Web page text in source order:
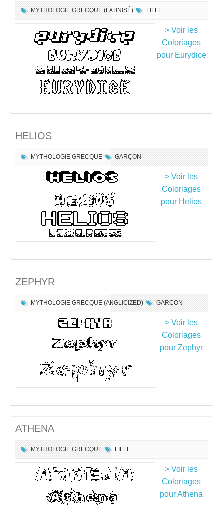
MYTHOLOGIE GRECQUE (LATINISÉ) FILLE
> Voir les
Coloriages
pour Eurydice
HELIOS
MYTHOLOGIE GRECQUE GARÇON
> Voir les
Coloriages
pour Helios
ZEPHYR
MYTHOLOGIE GRECQUE (ANGLICIZED) GARÇON
> Voir les
Coloriages
pour Zephyr
ATHENA
MYTHOLOGIE GRECQUE FILLE
> Voir les
Coloriages
pour Athena